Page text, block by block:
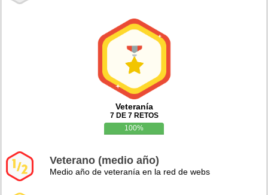
Veteranía
7 DE 7 RETOS
100%
Veterano (medio año)
Medio año de veteranía en la red de webs